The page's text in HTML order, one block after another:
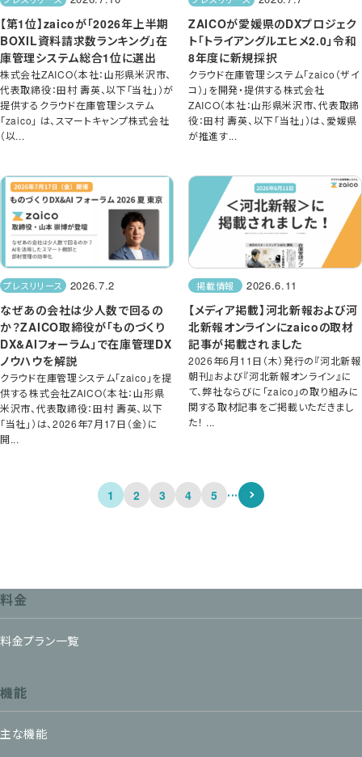
【第1位】zaicoが「2026年上半期
BOXIL資料請求数ランキング」在
庫管理システム総合1位に選出
株式会社ZAICO（本社：山形県米沢市、
代表取締役：田村 壽英、以下「当社」）が
提供するクラウド在庫管理システム
「zaico」 は、スマートキャンプ株式会社
（以...
ZAICOが愛媛県のDXプロジェク
ト「トライアングルエヒメ2.0」令和
8年度に新規採択
クラウド在庫管理システム「zaico（ザイ
コ）」を開発・提供する株式会社
ZAICO（本社：山形県米沢市、代表取締
役：田村 壽英、以下「当社」）は、愛媛県
が推進す...
プレスリリース 2026.7.2
なぜあの会社は少人数で回るの
か？ZAICO取締役が「ものづくり
DX&AIフォーラム」で在庫管理DX
ノウハウを解説
クラウド在庫管理システム「zaico」を提
供する株式会社ZAICO（本社：山形県
米沢市、代表取締役：田村 壽英、以下
「当社」）は、2026年7月17日（金）に
開...
掲載情報 2026.6.11
【メディア掲載】河北新報および河
北新報オンラインにzaicoの取材
記事が掲載されました
2026年6月11日（木）発行の『河北新報
朝刊』および『河北新報オンライン』に
て、弊社ならびに「zaico」の取り組みに
関する取材記事をご掲載いただきまし
た！ ...
1 2 3 4 5 ...
料金
料金プラン一覧
機能
主な機能